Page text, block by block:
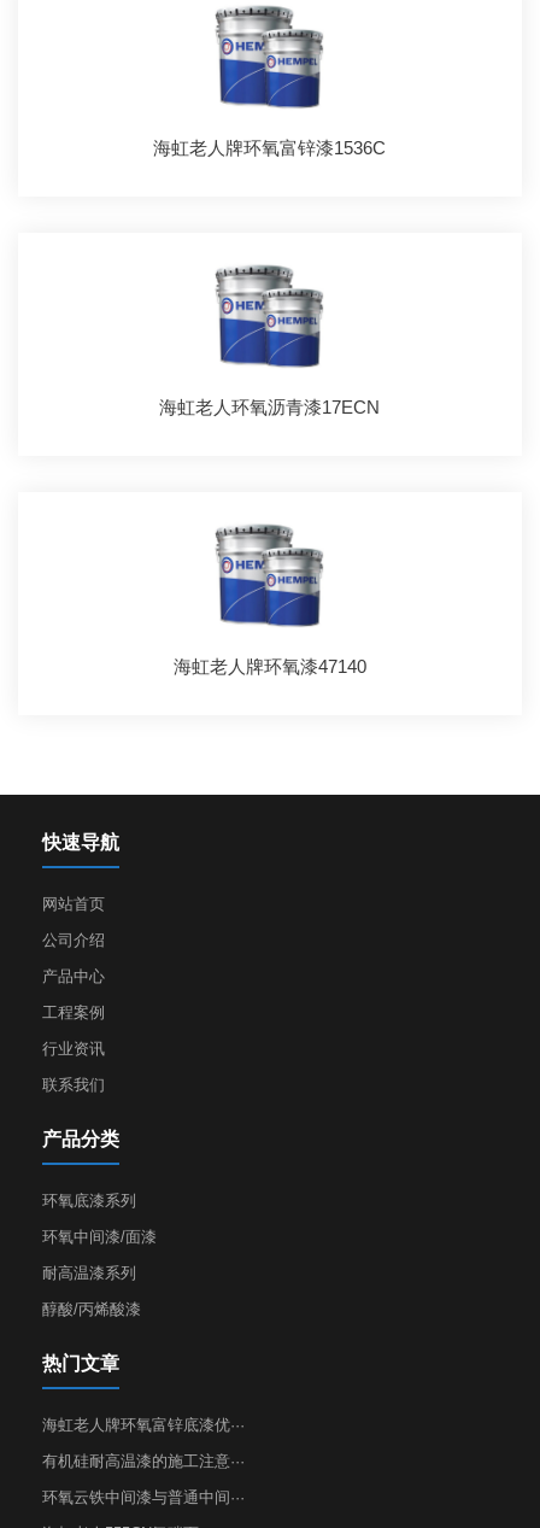
海虹老人牌环氧富锌漆1536C
海虹老人环氧沥青漆17ECN
海虹老人牌环氧漆47140
快速导航
网站首页
公司介绍
产品中心
工程案例
行业资讯
联系我们
产品分类
环氧底漆系列
环氧中间漆/面漆
耐高温漆系列
醇酸/丙烯酸漆
热门文章
海虹老人牌环氧富锌底漆优···
有机硅耐高温漆的施工注意···
环氧云铁中间漆与普通中间···